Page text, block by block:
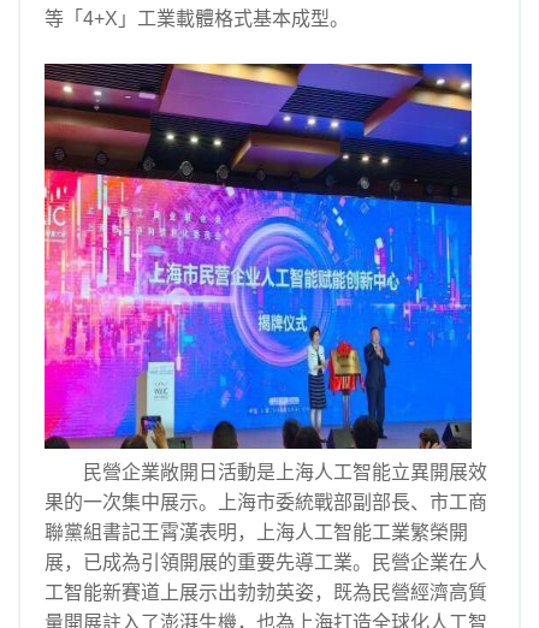
等「4+X」工業載體格式基本成型。
民營企業敞開日活動是上海人工智能立異開展效
果的一次集中展示。上海市委統戰部副部長、市工商
聯黨組書記王霄漢表明，上海人工智能工業繁榮開
展，已成為引領開展的重要先導工業。民營企業在人
工智能新賽道上展示出勃勃英姿，既為民營經濟高質
量開展註入了澎湃生機，也為上海打造全球化人工智